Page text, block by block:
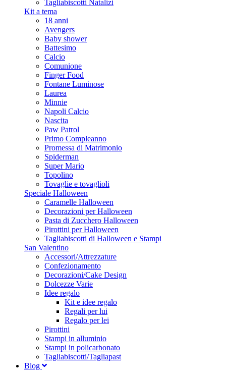
Tagliabiscotti Natalizi
Kit a tema
18 anni
Avengers
Baby shower
Battesimo
Calcio
Comunione
Finger Food
Fontane Luminose
Laurea
Minnie
Napoli Calcio
Nascita
Paw Patrol
Primo Compleanno
Promessa di Matrimonio
Spiderman
Super Mario
Topolino
Tovaglie e tovaglioli
Speciale Halloween
Caramelle Halloween
Decorazioni per Halloween
Pasta di Zucchero Halloween
Pirottini per Halloween
Tagliabiscotti di Halloween e Stampi
San Valentino
Accessori/Attrezzature
Confezionamento
Decorazioni/Cake Design
Dolcezze Varie
Idee regalo
Kit e idee regalo
Regali per lui
Regalo per lei
Pirottini
Stampi in alluminio
Stampi in policarbonato
Tagliabiscotti/Tagliapast
Blog